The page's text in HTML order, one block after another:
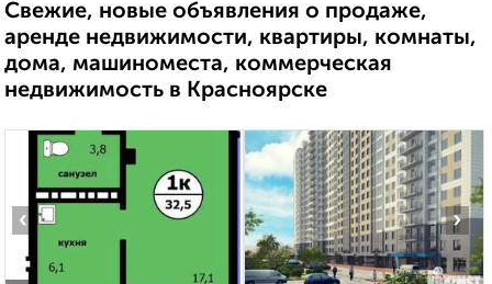
Свежие, новые объявления о продаже,
аренде недвижимости, квартиры, комнаты,
дома, машиноместа, коммерческая
недвижимость в Красноярске
‹ ›